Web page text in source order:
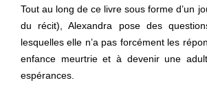
Tout au long de ce livre sous forme d’un
du récit), Alexandra pose des
lesquelles elle n’a pas forcément les
enfance meurtrie et à devenir une
espérances.